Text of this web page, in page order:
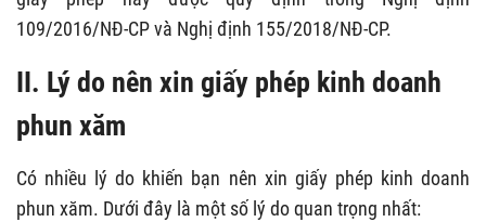
109/2016/NĐ-CP và Nghị định 155/2018/NĐ-CP.
II. Lý do nên xin giấy phép kinh doanh
phun xăm
Có nhiều lý do khiến bạn nên xin giấy phép kinh doanh
phun xăm. Dưới đây là một số lý do quan trọng nhất: